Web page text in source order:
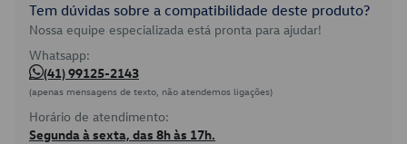
Tem dúvidas sobre a compatibilidade deste produto?
Nossa equipe especializada está pronta para ajudar!
Whatsapp:
(41) 99125-2143
(apenas mensagens de texto, não atendemos ligações)
Horário de atendimento:
Segunda à sexta, das 8h às 17h.